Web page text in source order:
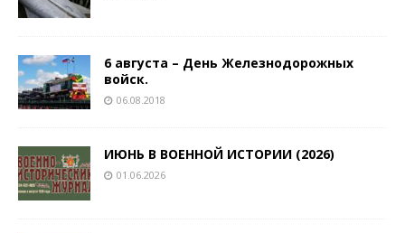
6 августа – День Железнодорожных
войск.
06.08.2018
ИЮНЬ В ВОЕННОЙ ИСТОРИИ (2026)
01.06.2026